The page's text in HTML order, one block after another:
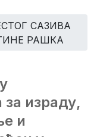
САЗИВА
РАШКА
израду,
и